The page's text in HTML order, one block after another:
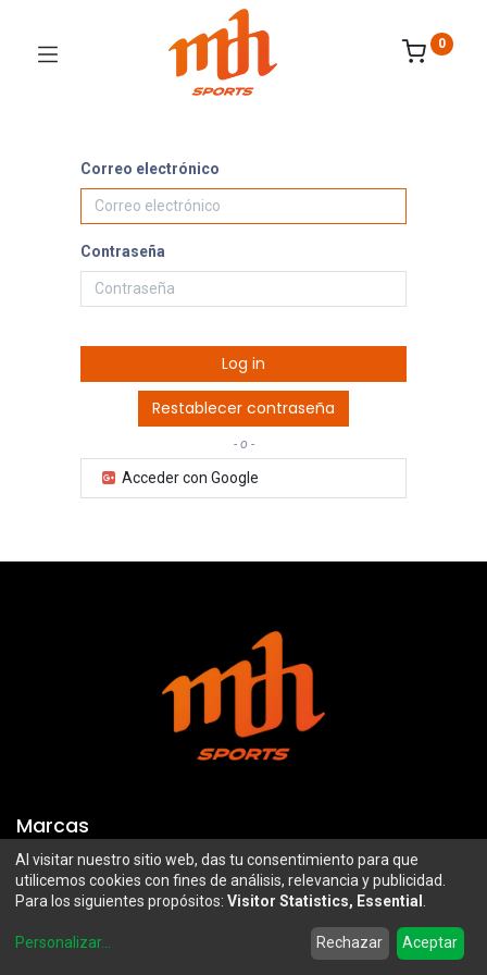
Wishlist Account
0
Correo electrónico
Contraseña
Log in
Restablecer contraseña
- o -
Acceder con Google
Marcas
Troy Lee Designs
100%
Airoh
Mazawi
SIDI
Al visitar nuestro sitio web, das tu consentimiento para que
utilicemos cookies con fines de análisis, relevancia y publicidad.
Para los siguientes propósitos: Visitor Statistics, Essential
Personalizar... Rechazar Aceptar